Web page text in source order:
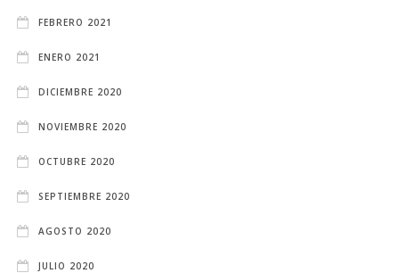
FEBRERO 2021
ENERO 2021
DICIEMBRE 2020
NOVIEMBRE 2020
OCTUBRE 2020
SEPTIEMBRE 2020
AGOSTO 2020
JULIO 2020